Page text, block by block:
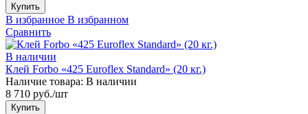
Купить
В избранное В избранном
Сравнить
В наличии
Клей Forbo «425 Euroflex Standard» (20 кг.)
Наличие товара: В наличии
8 710 руб./шт
Купить